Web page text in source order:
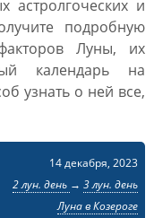
и
подробную
Луны, их
календарь на
узнать о ней все,
14 декабря, 2023
2 лун. день → 3 лун. день
Луна в Козероге